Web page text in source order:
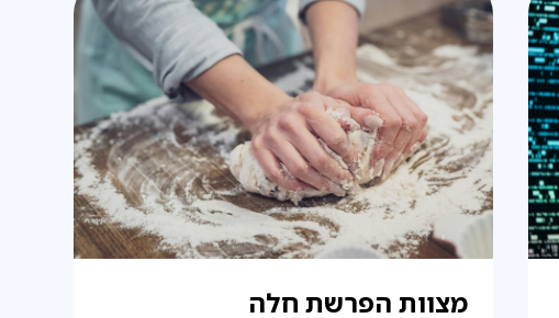
מצוות הפרשת חלה